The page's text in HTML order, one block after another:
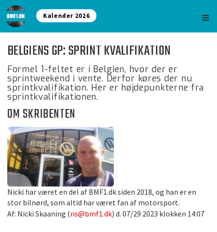
Kalender 2026
BELGIENS GP: SPRINT KVALIFIKATION
Formel 1-feltet er i Belgien, hvor der er
sprintweekend i vente. Derfor køres der nu
sprintkvalifikation. Her er højdepunkterne fra
sprintkvalifikationen.
OM SKRIBENTEN
Nicki har været en del af BMF1.dk siden 2018, og han er en
stor bilnørd, som altid har været fan af motorsport.
Af: Nicki Skaaning (ns@bmf1.dk) d. 07/29 2023 klokken 14:07